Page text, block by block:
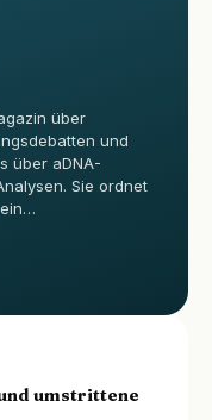
über
und
über aDNA-
Sie ordnet
umstrittene